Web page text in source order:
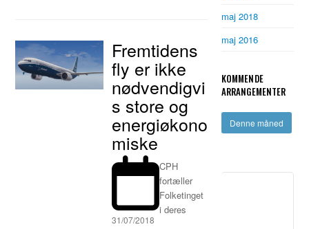
Fremtidens
fly er ikke
nødvendigvi
s store og
energiøkono
miske
31/07/2018
CPH
fortæller
Folketinget
i deres
maj 2018
maj 2016
KOMMENDE
ARRANGEMENTER
Denne måned